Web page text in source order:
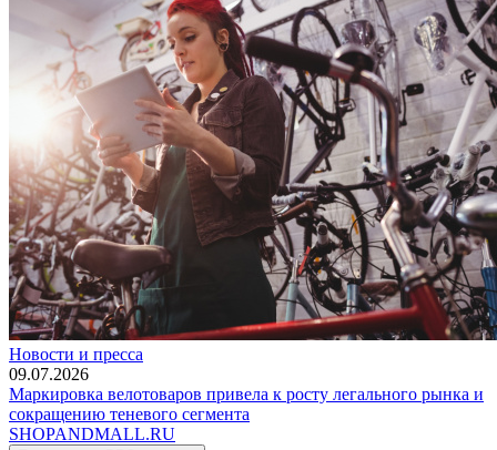
Новости и пресса
09.07.2026
Маркировка велотоваров привела к росту легального рынка и
сокращению теневого сегмента
SHOPANDMALL.RU